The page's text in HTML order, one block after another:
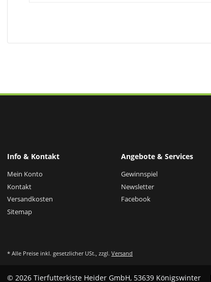
Info & Kontakt
Mein Konto
Kontakt
Versandkosten
Sitemap
Angebote & Services
Gewinnspiel
Newsletter
Facebook
* Alle Preise inkl. gesetzlicher USt., zzgl. Versand
© 2026 Tierfutterkiste Heider GmbH, 53639 Königswinter